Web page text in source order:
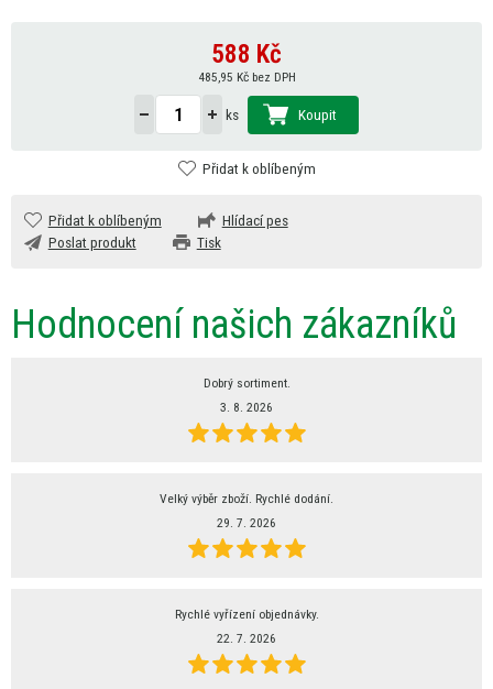
588 Kč
485,95 Kč bez DPH
ks Koupit
Přidat k oblíbeným
Přidat k oblíbeným
Hlídací pes
Poslat produkt
Tisk
Hodnocení našich zákazníků
Dobrý sortiment.
3. 8. 2026
Velký výběr zboží. Rychlé dodání.
29. 7. 2026
Rychlé vyřízení objednávky.
22. 7. 2026